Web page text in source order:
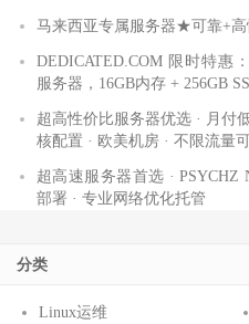
马来西亚专属服务器★可靠+
DEDICATED.COM 限时特惠
服务器，16GB内存 + 256GB
超高性价比服务器优选 · 月付
核配置 · 欧美机房 · 不限流量
超高速服务器首选 · PSYCHZ
部署 · 专业网络优化托管
分类
Linux运维